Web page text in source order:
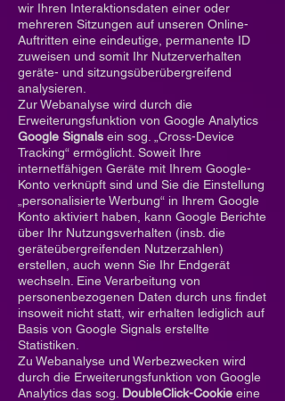
wir Ihren Interaktionsdaten einer oder
mehreren Sitzungen auf unseren Online-
Auftritten eine eindeutige, permanente ID
zuweisen und somit Ihr Nutzerverhalten
geräte- und sitzungsüberübergreifend
analysieren.
Zur Webanalyse wird durch die
Erweiterungsfunktion von Google Analytics
Google Signals ein sog. „Cross-Device
Tracking“ ermöglicht. Soweit Ihre
internetfähigen Geräte mit Ihrem Google-
Konto verknüpft sind und Sie die Einstellung
„personalisierte Werbung“ in Ihrem Google
Konto aktiviert haben, kann Google Berichte
über Ihr Nutzungsverhalten (insb. die
geräteübergreifenden Nutzerzahlen)
erstellen, auch wenn Sie Ihr Endgerät
wechseln. Eine Verarbeitung von
personenbezogenen Daten durch uns findet
insoweit nicht statt, wir erhalten lediglich auf
Basis von Google Signals erstellte
Statistiken.
Zu Webanalyse und Werbezwecken wird
durch die Erweiterungsfunktion von Google
Analytics das sog. DoubleClick-Cookie eine